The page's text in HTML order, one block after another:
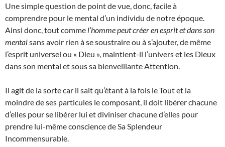
Une simple question de point de vue, donc, facile à
comprendre pour le mental d’un individu de notre époque.
Ainsi donc, tout comme l’homme peut créer en esprit et dans son
mentalsans avoir rien à se soustraire ou à s’ajouter, de même
l’esprit universel ou « Dieu », maintient-il l’univers et les Dieux
dans son mental et sous sa bienveillante Attention.
Il agit de la sorte car il sait qu’étant à la fois le Tout et la
moindre de ses particules le composant, il doit libérer chacune
d’elles pour se libérer lui et diviniser chacune d’elles pour
prendre lui-même conscience de Sa Splendeur
Incommensurable.